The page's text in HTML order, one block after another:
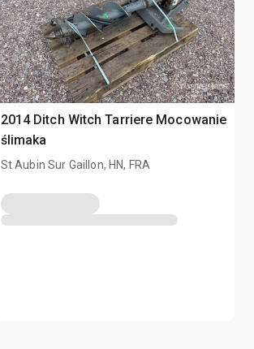
2014 Ditch Witch Tarriere Mocowanie
ślimaka
St Aubin Sur Gaillon, HN, FRA